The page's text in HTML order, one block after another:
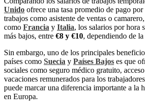
Unido ofrece una tasa promedio de pago por
trabajos como asistente de ventas o
como Francia y Italia, los salarios por hora
más bajos, entre €8 y €10, dependiendo de
Sin embargo, uno de los principales
países como Suecia y Países Bajos es que
sociales como seguro médico gratuito,
vacaciones remunerados para los
puede marcar una diferencia importante a la
en Europa.